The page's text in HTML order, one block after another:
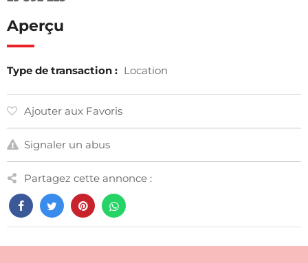
Aperçu
Type de transaction : Location
Ajouter aux Favoris
Signaler un abus
Partagez cette annonce :